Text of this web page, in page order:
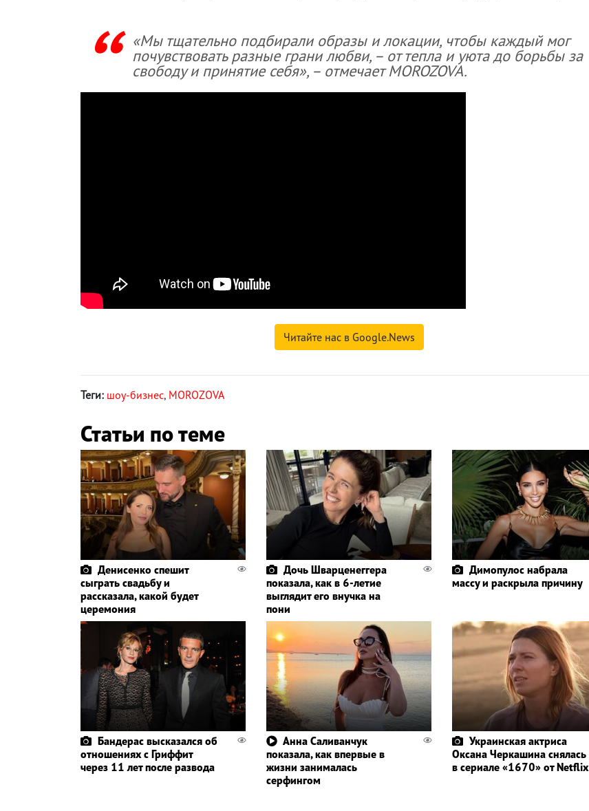
«Мы тщательно подбирали образы и локации, чтобы каждый мог
почувствовать разные грани любви, – от тепла и уюта до борьбы за
свободу и принятие себя», – отмечает MOROZOVA.
Читайте нас в Google.News
Теги: шоу-бизнес, MOROZOVA
Статьи по теме
Денисенко спешит
сыграть свадьбу и
рассказала, какой будет
церемония
Дочь Шварценеггера
показала, как в 6-летие
выглядит его внучка на
пони
Димопулос набрала
массу и раскрыла причину
Бандерас высказался об
отношениях с Гриффит
через 11 лет после развода
Анна Саливанчук
показала, как впервые в
жизни занималась
серфингом
Украинская актриса
Оксана Черкашина снялась
в сериале «1670» от Netflix